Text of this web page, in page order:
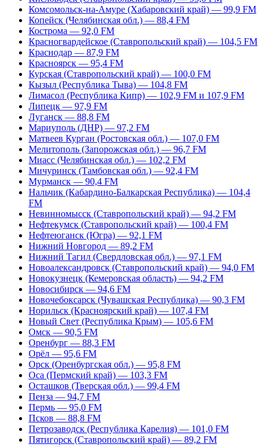
Комсомольск-на-Амуре (Хабаровский край) — 99,9 FM
Копейск (Челябинская обл.) — 88,4 FM
Кострома — 92,0 FM
Красногвардейское (Ставропольский край) — 104,5 FM
Краснодар — 87,9 FM
Красноярск — 95,4 FM
Курская (Ставропольский край) — 100,0 FM
Кызыл (Республика Тыва) — 104,8 FM
Лимасол (Республика Кипр) — 102,9 FM и 107,9 FM
Липецк — 97,9 FM
Луганск — 88,8 FM
Мариуполь (ДНР) — 97,2 FM
Матвеев Курган (Ростовская обл.) — 107,0 FM
Мелитополь (Запорожская обл.) — 96,7 FM
Миасс (Челябинская обл.) — 102,2 FM
Мичуринск (Тамбовская обл.) — 92,4 FM
Мурманск — 90,4 FM
Нальчик (Кабардино-Балкарская Республика) — 104,4
FM
Невинномысск (Ставропольский край) — 94,2 FM
Нефтекумск (Ставропольский край) — 100,4 FM
Нефтеюганск (Югра) — 92,1 FM
Нижний Новгород — 89,2 FM
Нижний Тагил (Свердловская обл.) — 97,1 FM
Новоалександровск (Ставропольский край) — 94,0 FM
Новокузнецк (Кемеровская область) — 94,2 FM
Новосибирск — 94,6 FM
Новочебоксарск (Чувашская Республика) — 90,3 FM
Норильск (Красноярский край) — 107,4 FM
Новый Свет (Республика Крым) — 105,6 FM
Омск — 90,5 FM
Оренбург — 88,3 FM
Орёл — 95,6 FM
Орск (Оренбургская обл.) — 95,8 FM
Оса (Пермский край) — 103,3 FM
Осташков (Тверская обл.) — 99,4 FM
Пенза — 94,7 FM
Пермь — 95,0 FM
Псков — 88,8 FM
Петрозаводск (Республика Карелия) — 101,0 FM
Пятигорск (Ставропольский край) — 89,2 FM